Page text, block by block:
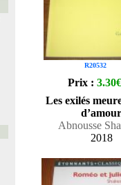
R20532
Prix : 3.30€
Les exilés
d’amour
Abnousse
2018